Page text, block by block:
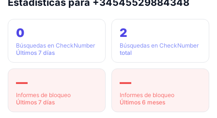
Estadísticas para +34545529884348
0
Búsquedas en CheckNumber
Últimos 7 días
2
Búsquedas en CheckNumber
total
—
Informes de bloqueo
Últimos 7 días
—
Informes de bloqueo
Últimos 6 meses